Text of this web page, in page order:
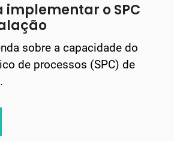
implementar o SPC
sobre a capacidade do
de processos (SPC) de